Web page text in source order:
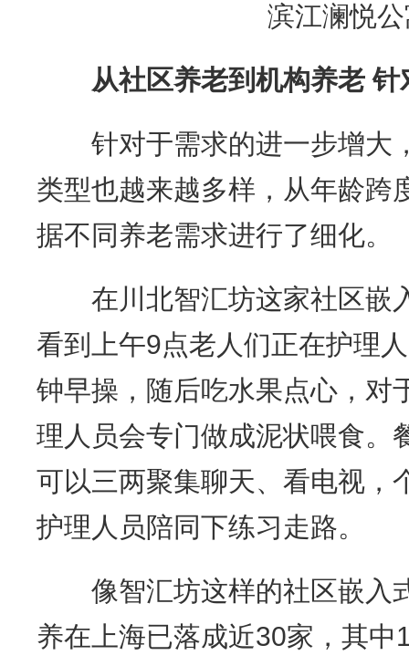
滨江澜悦
从社区养老到机构养老针
针对于需求的进一步增大
类型也越来越多样，从年龄跨
据不同养老需求进行了细化。
在川北智汇坊这家社区嵌
看到上午9点老人们正在护理
钟早操，随后吃水果点心，对
理人员会专门做成泥状喂食。
可以三两聚集聊天、看电视，
护理人员陪同下练习走路。
像智汇坊这样的社区嵌入
养在上海已落成近30家，其